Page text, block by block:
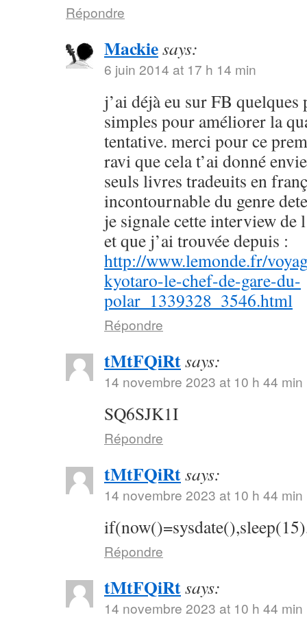
Répondre
Mackiesays:
6 juin 2014 at 17 h 14 min
j’ai déjà eu sur FB quelques
simples pour améliorer la
tentative. merci pour ce
ravi que cela t’ai donné
seuls livres tradeuits en
incontournable du genre
je signale cette interview de
et que j’ai trouvée depuis :
http://www.lemonde.fr/
kyotaro-le-chef-de-gare-du-
polar_1339328_3546.html
Répondre
tMtFQiRtsays:
14 novembre 2023 at 10 h 44 min
SQ6SJK1I
Répondre
tMtFQiRtsays:
14 novembre 2023 at 10 h 44 min
Répondre
tMtFQiRtsays:
14 novembre 2023 at 10 h 44 min